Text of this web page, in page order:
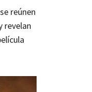
reúnen
revelan